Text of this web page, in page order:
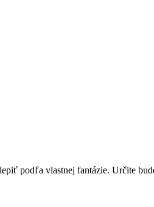
podľa vlastnej fantázie. Určite